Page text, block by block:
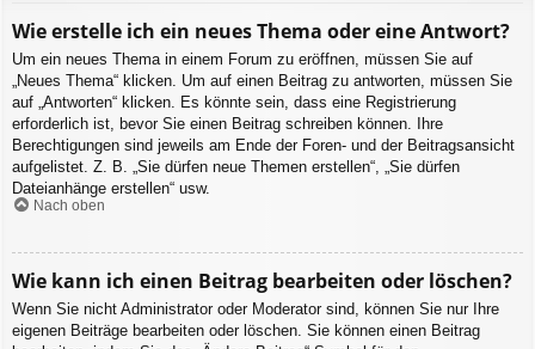
Wie erstelle ich ein neues Thema oder eine Antwort?
Um ein neues Thema in einem Forum zu eröffnen, müssen Sie auf
„Neues Thema“ klicken. Um auf einen Beitrag zu antworten, müssen Sie
auf „Antworten“ klicken. Es könnte sein, dass eine Registrierung
erforderlich ist, bevor Sie einen Beitrag schreiben können. Ihre
Berechtigungen sind jeweils am Ende der Foren- und der Beitragsansicht
aufgelistet. Z. B. „Sie dürfen neue Themen erstellen“, „Sie dürfen
Dateianhänge erstellen“ usw.
Nach oben
Wie kann ich einen Beitrag bearbeiten oder löschen?
Wenn Sie nicht Administrator oder Moderator sind, können Sie nur Ihre
eigenen Beiträge bearbeiten oder löschen. Sie können einen Beitrag